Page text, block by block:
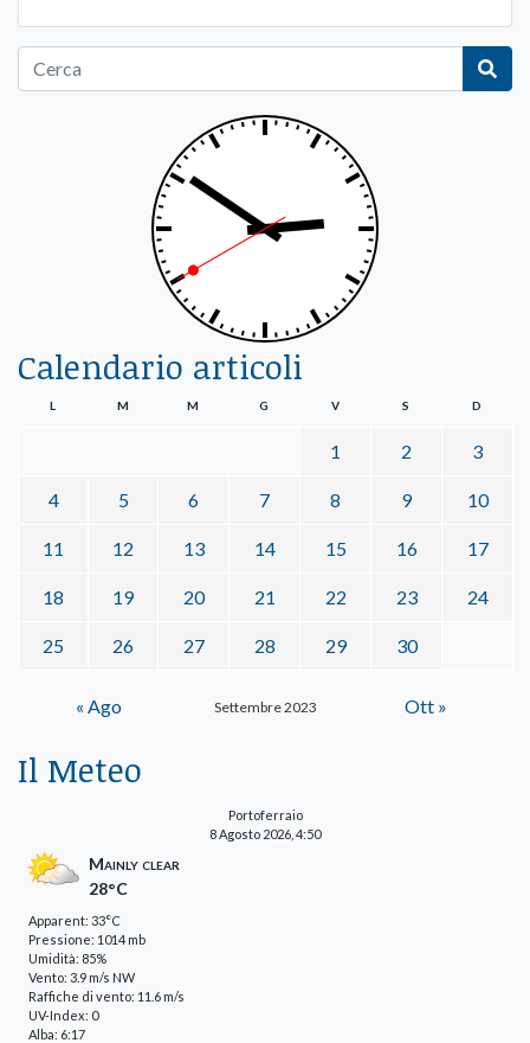
Calendario articoli
Settembre 2023
L M M G V S D
1 2 3
4 5 6 7 8 9 10
11 12 13 14 15 16 17
18 19 20 21 22 23 24
25 26 27 28 29 30
« Ago Ott »
Il Meteo
Portoferraio
8 Agosto 2026, 4:50
Mainly clear
28°C
Apparent: 33°C
Pressione: 1014 mb
Umidità: 85%
Vento: 3.9 m/s NW
Raffiche di vento: 11.6 m/s
UV-Index: 0
Alba: 6:17